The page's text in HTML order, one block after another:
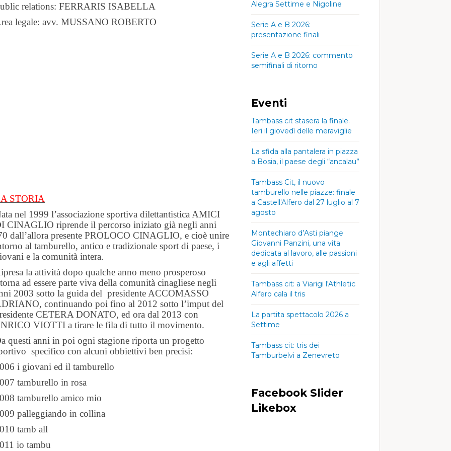
relations: FERRARIS ISABELLA
legale: avv. MUSSANO ROBERTO
STORIA
nel 1999 l’associazione sportiva dilettantistica AMICI
CINAGLIO riprende il percorso iniziato già negli anni
dall’allora presente PROLOCO CINAGLIO, e cioè unire
al tamburello, antico e tradizionale sport di paese, i
e la comunità intera.
la attività dopo qualche anno meno prosperoso
ad essere parte viva della comunità cinagliese negli
2003 sotto la guida del presidente ACCOMASSO
continuando poi fino al 2012 sotto l’imput del
CETERA DONATO, ed ora dal 2013 con
VIOTTI a tirare le fila di tutto il movimento.
questi anni in poi ogni stagione riporta un progetto
specifico con alcuni obbiettivi ben precisi:
i giovani ed il tamburello
tamburello in rosa
tamburello amico mio
palleggiando in collina
tamb all
io tambu
Alegra Settime e Nigoline
Serie A e B 2026:
presentazione finali
Serie A e B 2026: commento
semifinali di ritorno
Eventi
Tambass cit stasera la finale.
Ieri il giovedì delle meraviglie
La sfida alla pantalera in piazza
a Bosia, il paese degli “ancalau”
Tambass Cit, il nuovo
tamburello nelle piazze: finale
a Castell'Alfero dal 27 luglio al 7
agosto
Montechiaro d’Asti piange
Giovanni Panzini, una vita
dedicata al lavoro, alle passioni
e agli affetti
Tambass cit: a Viarigi l'Athletic
Alfero cala il tris
La partita spettacolo 2026 a
Settime
Tambass cit: tris dei
Tamburbelvi a Zenevreto
Facebook Slider
Likebox